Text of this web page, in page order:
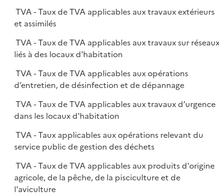
TVA - Taux de TVA applicables aux travaux extérieurs
et assimilés
TVA - Taux de TVA applicables aux travaux sur
liés à des locaux d'habitation
TVA - Taux de TVA applicables aux opérations
d’entretien, de désinfection et de dépannage
TVA - Taux de TVA applicables aux travaux d’urgence
dans les locaux d'habitation
TVA - Taux applicables aux opérations relevant du
service public de gestion des déchets
TVA - Taux de TVA applicables aux produits d'origine
agricole, de la pêche, de la pisciculture et de
l'aviculture